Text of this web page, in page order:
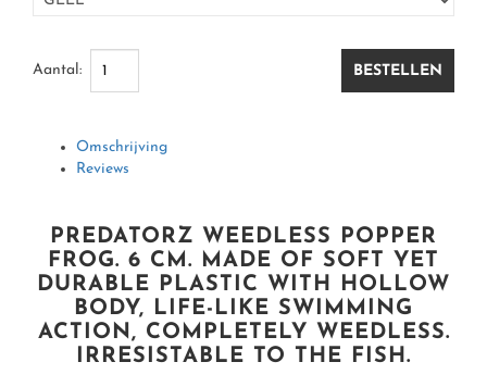
HENGELS
HENGELS
WARMTEKLEDING
CAPS/ VISPETTEN & MUTSEN
Aantal: BESTELLEN
Omschrijving
Reviews
PREDATORZ WEEDLESS POPPER
FROG. 6 CM. MADE OF SOFT YET
DURABLE PLASTIC WITH HOLLOW
BODY, LIFE-LIKE SWIMMING
ACTION, COMPLETELY WEEDLESS.
IRRESISTABLE TO THE FISH.